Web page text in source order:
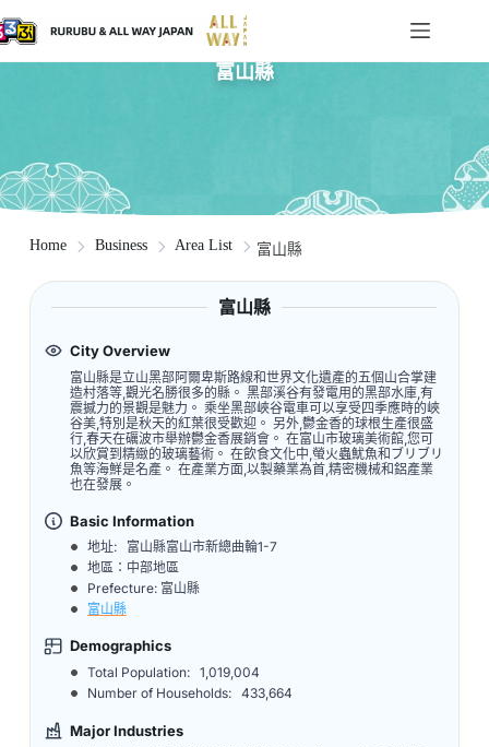
富山縣
Home Business Area List 富山縣
富山縣
City Overview
富山縣是立山黑部阿爾卑斯路線和世界文化遺產的五個山合掌建
造村落等,觀光名勝很多的縣。 黑部溪谷有發電用的黑部水庫,有
震撼力的景觀是魅力。 乘坐黑部峽谷電車可以享受四季應時的峽
谷美,特別是秋天的紅葉很受歡迎。 另外,鬱金香的球根生產很盛
行,春天在礪波市舉辦鬱金香展銷會。 在富山市玻璃美術館,您可
以欣賞到精緻的玻璃藝術。 在飲食文化中,螢火蟲魷魚和ブリブリ
魚等海鮮是名產。 在產業方面,以製藥業為首,精密機械和鋁產業
也在發展。
Basic Information
地址: 富山縣富山市新總曲輪1-7
地區：中部地區
Prefecture: 富山縣
富山縣
Demographics
Total Population: 1,019,004
Number of Households: 433,664
Major Industries